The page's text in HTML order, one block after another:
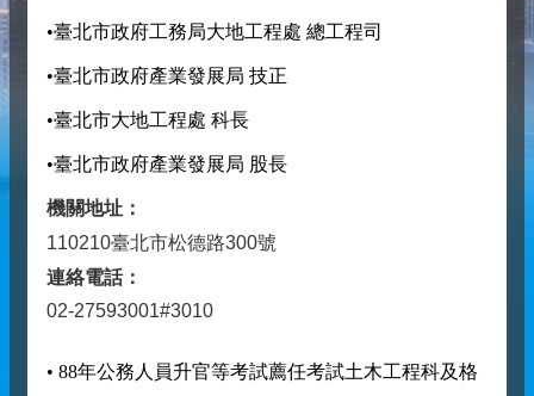
•臺北市政府工務局大地工程處 總工程司
•臺北市政府產業發展局 技正
•臺北市大地工程處 科長
•臺北市政府產業發展局 股長
機關地址：
110210臺北市松德路300號
連絡電話：
02-27593001#3010
• 88年公務人員升官等考試薦任考試土木工程科及格